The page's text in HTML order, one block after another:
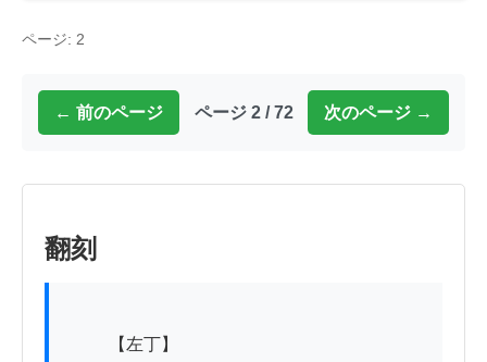
ページ: 2
← 前のページ ページ 2 / 72 次のページ →
翻刻